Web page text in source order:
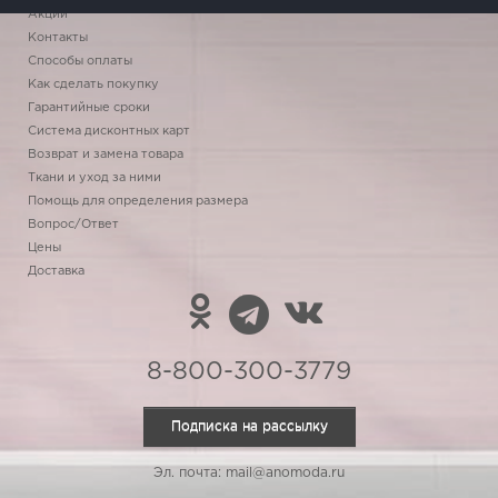
Акции
Контакты
Способы оплаты
Как сделать покупку
Гарантийные сроки
Система дисконтных карт
Возврат и замена товара
Ткани и уход за ними
Помощь для определения размера
Вопрос/Ответ
Цены
Доставка
8-800-300-3779
Подписка на рассылку
Эл. почта: mail@anomoda.ru